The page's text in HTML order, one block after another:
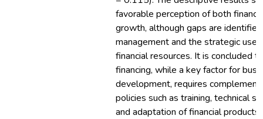
favorable perception of both
growth, although gaps are
management and the strategic use
financial resources. It is concluded
financing, while a key factor for
development, requires
policies such as training, technical
and adaptation of financial products